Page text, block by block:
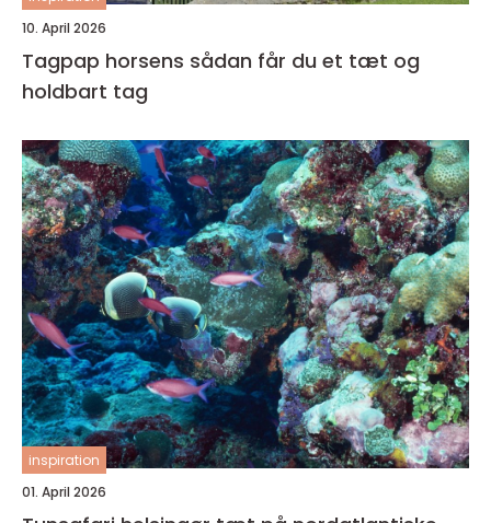
10. April 2026
Tagpap horsens sådan får du et tæt og
holdbart tag
inspiration
01. April 2026